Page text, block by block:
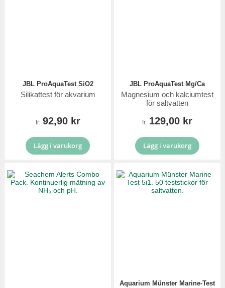
JBL ProAquaTest SiO2
Silikattest för akvarium
fr. 92,90 kr
Lägg i varukorg
JBL ProAquaTest Mg/Ca
Magnesium och kalciumtest
för saltvatten
fr. 129,00 kr
Lägg i varukorg
Aquarium Münster Marine-Test